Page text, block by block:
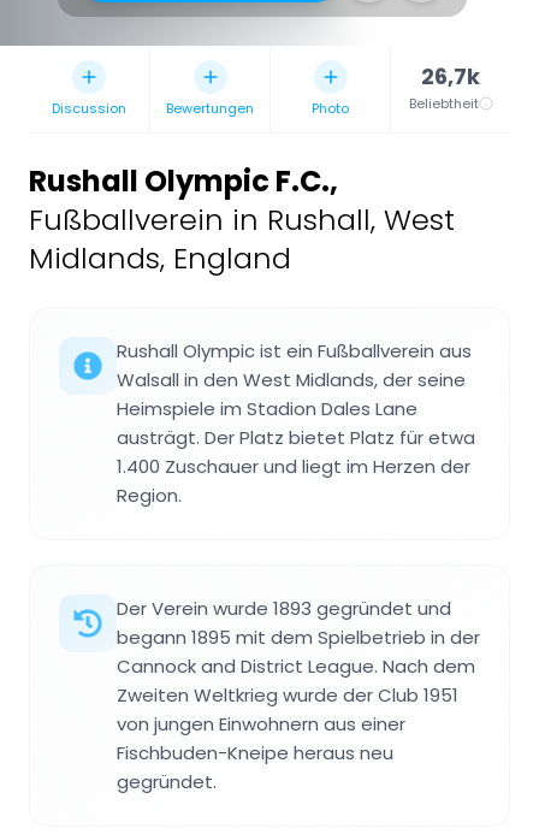
Discussion Bewertungen Photo
26,7k
Beliebtheit
Rushall Olympic F.C.,
Fußballverein in Rushall, West
Midlands, England
Rushall Olympic ist ein Fußballverein aus
Walsall in den West Midlands, der seine
Heimspiele im Stadion Dales Lane
austrägt. Der Platz bietet Platz für etwa
1.400 Zuschauer und liegt im Herzen der
Region.
Der Verein wurde 1893 gegründet und
begann 1895 mit dem Spielbetrieb in der
Cannock and District League. Nach dem
Zweiten Weltkrieg wurde der Club 1951
von jungen Einwohnern aus einer
Fischbuden-Kneipe heraus neu
gegründet.